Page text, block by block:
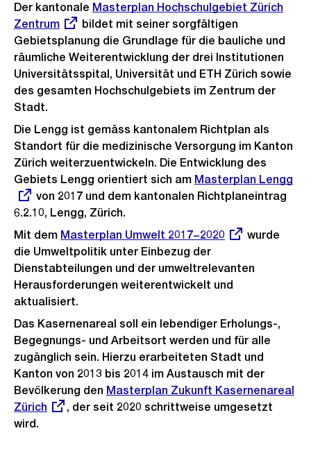
Der kantonale Externer
Link:
Masterplan Hochschulgebiet Zürich
Zentrum
bildet mit seiner sorgfältigen
Gebietsplanung die Grundlage für die bauliche und
räumliche Weiterentwicklung der drei Institutionen
Universitätsspital, Universität und ETH Zürich sowie
des gesamten Hochschulgebiets im Zentrum der
Stadt.
Die Lengg ist gemäss kantonalem Richtplan als
Standort für die medizinische Versorgung im Kanton
Zürich weiterzuentwickeln. Die Entwicklung des
Gebiets Lengg orientiert sich am Externer
Link:
Masterplan Lengg
von 2017 und dem kantonalen Richtplaneintrag
6.2.10, Lengg, Zürich.
Mit dem Externer
Link:
Masterplan Umwelt 2017−2020
wurde
die Umweltpolitik unter Einbezug der
Dienstabteilungen und der umweltrelevanten
Herausforderungen weiterentwickelt und
aktualisiert.
Das Kasernenareal soll ein lebendiger Erholungs-,
Begegnungs- und Arbeitsort werden und für alle
zugänglich sein. Hierzu erarbeiteten Stadt und
Kanton von 2013 bis 2014 im Austausch mit der
Bevölkerung den Externer
Link:
Masterplan Zukunft Kasernenareal
Zürich
, der seit 2020 schrittweise umgesetzt
wird.